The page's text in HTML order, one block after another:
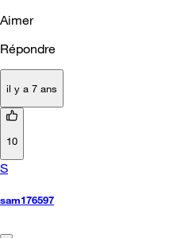
Aimer
Répondre
il y a 7 ans
10
S
sam176597